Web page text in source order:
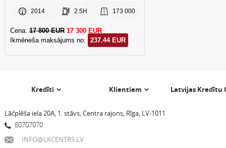
2014 2.5H 173 000
Cena: 17 800 EUR 17 300 EUR
Ikmēneša maksājums no:
237.44 EUR
Kredīti Klientiem Latvijas Kredītu
Lāčplēša iela 20A, 1. stāvs, Centra rajons, Rīga, LV-1011
80707070
INFO@LKCENTRS.LV